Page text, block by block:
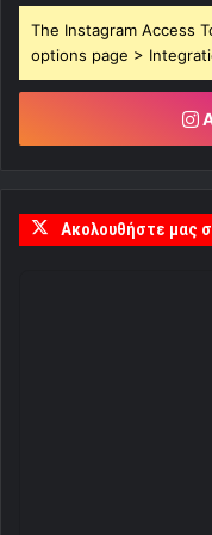
The Instagram Access
options page >
Ακολουθήστε μας